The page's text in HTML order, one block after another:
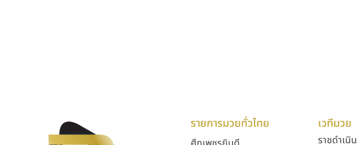
รายการมวยทั่วไทย เวทีมวย
ราชดำเนิน